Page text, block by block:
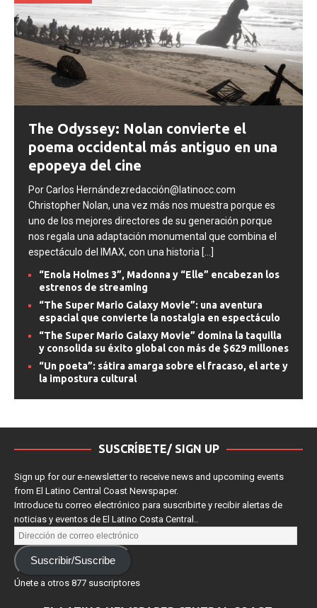
The Odyssey: Nolan convierte el
poema occidental más antiguo en una
epopeya del cine
Por Carlos Hernándezredacción@latinocc.com
Christopher Nolan, una vez más nos muestra porque es
uno de los mejores directores de su generación porque
nos regala una adaptación monumental que combina el
espectáculo del IMAX, con una historia [...]
“Enola Holmes 3”, Madonna y “Elle” encabezan los
estrenos de streaming
“The Super Mario Galaxy Movie”: una aventura
espacial que convierte la nostalgia en espectáculo
“The Super Mario Galaxy Movie” domina la taquilla
y consolida su éxito global con más de $629 millones
“Un poeta”: sátira amarga sobre el fracaso, el arte y
la impostura cultural
SUSCRÍBETE/ SIGN UP
Sign up for our e-newsletter to receive news and upcoming events
from El Latino Central Coast Newspaper.
Introduce tu correo electrónico para suscribirte y recibir alertas de
noticias y eventos de El Latino Costa Central..
Suscribir/Suscribe
Únete a otros 877 suscriptores